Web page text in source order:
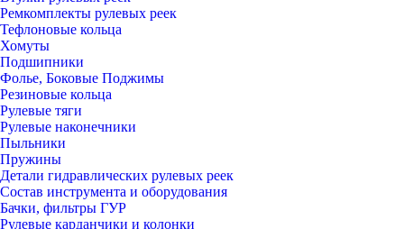
Ремкомплекты рулевых реек
Тефлоновые кольца
Хомуты
Подшипники
Фолье, Боковые Поджимы
Резиновые кольца
Рулевые тяги
Рулевые наконечники
Пыльники
Пружины
Детали гидравлических рулевых реек
Состав инструмента и оборудования
Бачки, фильтры ГУР
Рулевые карданчики и колонки